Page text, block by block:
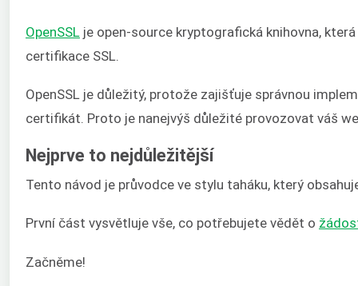
OpenSSL je open-source kryptografická knihovna,
certifikace SSL.
OpenSSL je důležitý, protože zajišťuje správnou
certifikát. Proto je nanejvýš důležité provozovat váš
Nejprve to nejdůležitější
Tento návod je průvodce ve stylu taháku, který
První část vysvětluje vše, co potřebujete vědět o
Začněme!